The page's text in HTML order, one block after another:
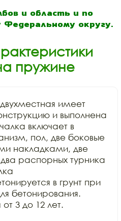
и область и по
округу.
пружине
имеет
и выполнена
включает в
пол, две боковые
накладками, две
распорных турника
в грунт при
бетонирования.
3 до 12 лет.